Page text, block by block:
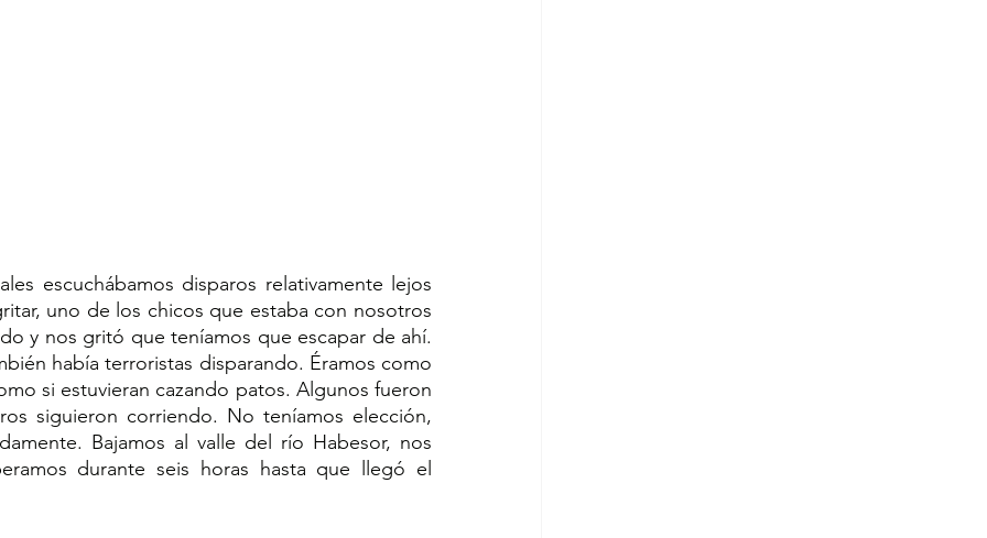
escuchábamos disparos relativamente lejos
uno de los chicos que estaba con nosotros
y nos gritó que teníamos que escapar de ahí.
había terroristas disparando. Éramos como
si estuvieran cazando patos. Algunos fueron
siguieron corriendo. No teníamos elección,
Bajamos al valle del río Habesor, nos
durante seis horas hasta que llegó el